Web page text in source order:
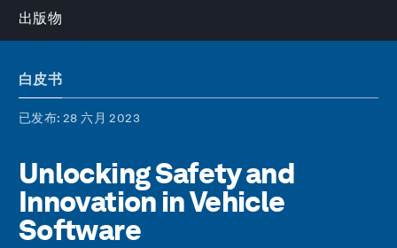
出版物
白皮书
已发布: 28 六月 2023
Unlocking Safety and
Innovation in Vehicle
Software